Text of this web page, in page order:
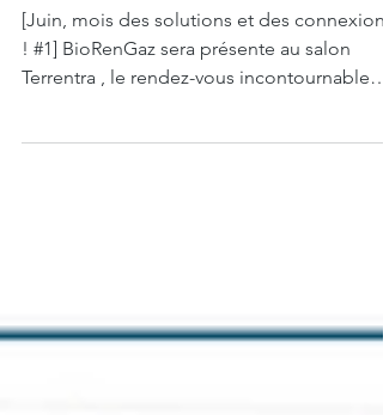
Terrentra à Metz !
[Juin, mois des solutions et des connexions
! #1] BioRenGaz sera présente au salon
des...